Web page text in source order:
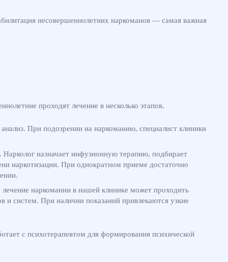
несовершеннолетних наркоманов — самая важная
проходят лечение в несколько этапов.
При подозрении на наркоманию, специалист клиники
назначает инфузионную терапию, подбирает
наркотизации. При однократном приеме достаточно
наркомании в нашей клинике может проходить
и систем. При наличии показаний привлекаются узкие
с психотерапевтом для формирования психической